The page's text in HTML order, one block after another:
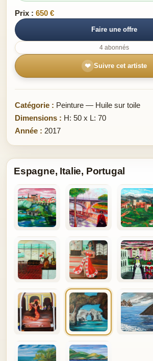
Prix : 650 €
Faire une offre
4 abonnés
❤ Suivre cet artiste
Catégorie : Peinture — Huile sur toile
Dimensions : H: 50 x L: 70
Année : 2017
Espagne, Italie, Portugal